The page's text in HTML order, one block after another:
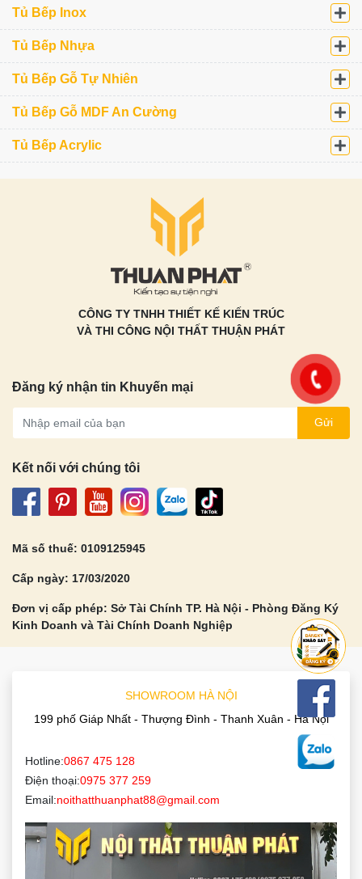
Tủ Bếp Inox
Tủ Bếp Nhựa
Tủ Bếp Gỗ Tự Nhiên
Tủ Bếp Gỗ MDF An Cường
Tủ Bếp Acrylic
CÔNG TY TNHH THIẾT KẾ KIẾN TRÚC
VÀ THI CÔNG NỘI THẤT THUẬN PHÁT
Đăng ký nhận tin Khuyến mại
Gửi
Kết nối với chúng tôi
Mã số thuế: 0109125945
Cấp ngày: 17/03/2020
Đơn vị cấp phép: Sở Tài Chính TP. Hà Nội - Phòng Đăng Ký
Kinh Doanh và Tài Chính Doanh Nghiệp
SHOWROOM HÀ NỘI
199 phố Giáp Nhất - Thượng Đình - Thanh Xuân - Hà Nội
Hotline:0867 475 128
Điện thoại:0975 377 259
Email:noithatthuanphat88@gmail.com